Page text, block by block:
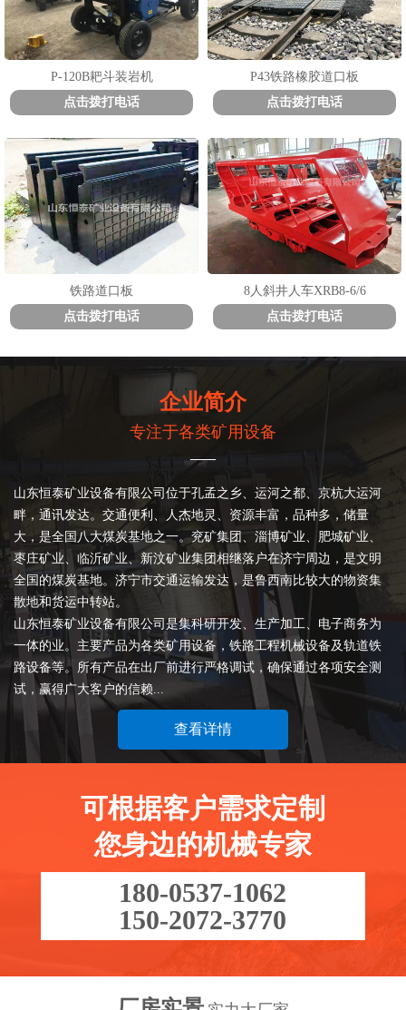
P-120B耙斗装岩机
点击拨打电话
P43铁路橡胶道口板
点击拨打电话
铁路道口板
点击拨打电话
8人斜井人车XRB8-6/6
点击拨打电话
企业简介
专注于各类矿用设备
——
山东恒泰矿业设备有限公司位于孔孟之乡、运河之都、京杭大运河
畔，通讯发达。交通便利、人杰地灵、资源丰富，品种多，储量
大，是全国八大煤炭基地之一。兖矿集团、淄博矿业、肥城矿业、
枣庄矿业、临沂矿业、新汶矿业集团相继落户在济宁周边，是文明
全国的煤炭基地。济宁市交通运输发达，是鲁西南比较大的物资集
散地和货运中转站。
山东恒泰矿业设备有限公司是集科研开发、生产加工、电子商务为
一体的业。主要产品为各类矿用设备，铁路工程机械设备及轨道铁
路设备等。所有产品在出厂前进行严格调试，确保通过各项安全测
试，赢得广大客户的信赖...
查看详情
可根据客户需求定制
您身边的机械专家
180-0537-1062
150-2072-3770